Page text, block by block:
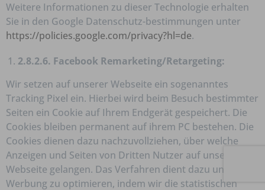
Weitere Informationen zu dieser Technologie erhalten
Sie in den Google Datenschutz-bestimmungen unter
https://policies.google.com/privacy?hl=de.
2.8.2.6. Facebook Remarketing/Retargeting:
Wir setzen auf unserer Webseite ein sogenanntes
Tracking Pixel ein. Hierbei wird beim Besuch bestimmter
Seiten ein Cookie auf Ihrem Endgerät gespeichert. Die
Cookies bleiben permanent auf ihrem PC bestehen. Die
Cookies dienen dazu nachzuvollziehen, über welche
Anzeigen und Seiten von Dritten Nutzer auf unsere
Webseite gelangen. Das Verfahren dient dazu unsere
Werbung zu optimieren, indem wir die statistischen